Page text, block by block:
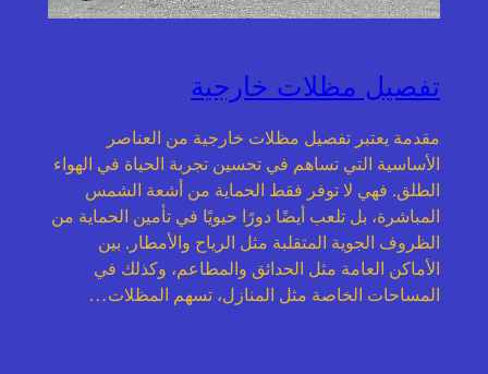
تفصيل مظلات خارجية
مقدمة يعتبر تفصيل مظلات خارجية من العناصر
الأساسية التي تساهم في تحسين تجربة الحياة في الهواء
الطلق. فهي لا توفر فقط الحماية من أشعة الشمس
المباشرة، بل تلعب أيضًا دورًا حيويًا في تأمين الحماية من
الظروف الجوية المتقلبة مثل الرياح والأمطار. بين
الأماكن العامة مثل الحدائق والمطاعم، وكذلك في
المساحات الخاصة مثل المنازل، تسهم المظلات…